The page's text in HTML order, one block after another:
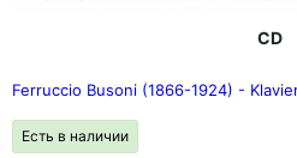
CD
Ferruccio Busoni (1866-1924) -
Есть в наличии